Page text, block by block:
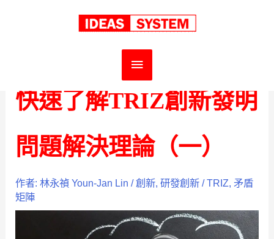
主
要
單
創新
快速了解TRIZ創新發明問題解決理論（一）
快速了解TRIZ創新發明
問題解決理論（一）
作者:林永禎 Youn-Jan Lin/創新,研發創新 /TRIZ, 矛盾
矩陣